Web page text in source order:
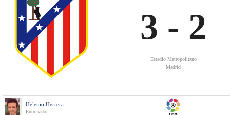
3 - 2
Estadio Metropolitano
Madrid
Helenio Herrera
Entrenador